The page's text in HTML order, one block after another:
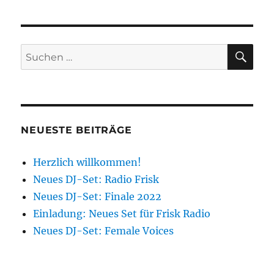
Suchen
nach:
NEUESTE BEITRÄGE
Herzlich willkommen!
Neues DJ-Set: Radio Frisk
Neues DJ-Set: Finale 2022
Einladung: Neues Set für Frisk Radio
Neues DJ-Set: Female Voices